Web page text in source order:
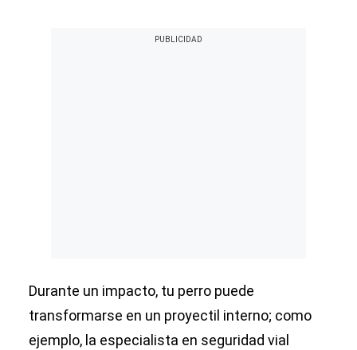
Durante un impacto, tu perro puede
transformarse en un proyectil interno; como
ejemplo, la especialista en seguridad vial